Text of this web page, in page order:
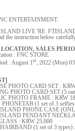
ENTERTAINMENT.
LIVE 'RE:
the instruction below
LOCATION, SALES
: FNC STORE
: August 1st, 2022 (Mon)
PHOTO CARD SET :
PHOTO CARD SET (5
PHOTO FRAME : KRW
PHONETAB (1 set of 3
PHONE CASE
PENDANT
: KRW 25,000
(1 set of 3 types)